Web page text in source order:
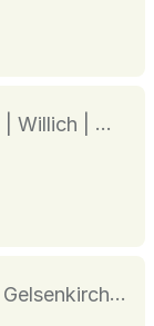
| Willich |
| Gelsenkirchen |